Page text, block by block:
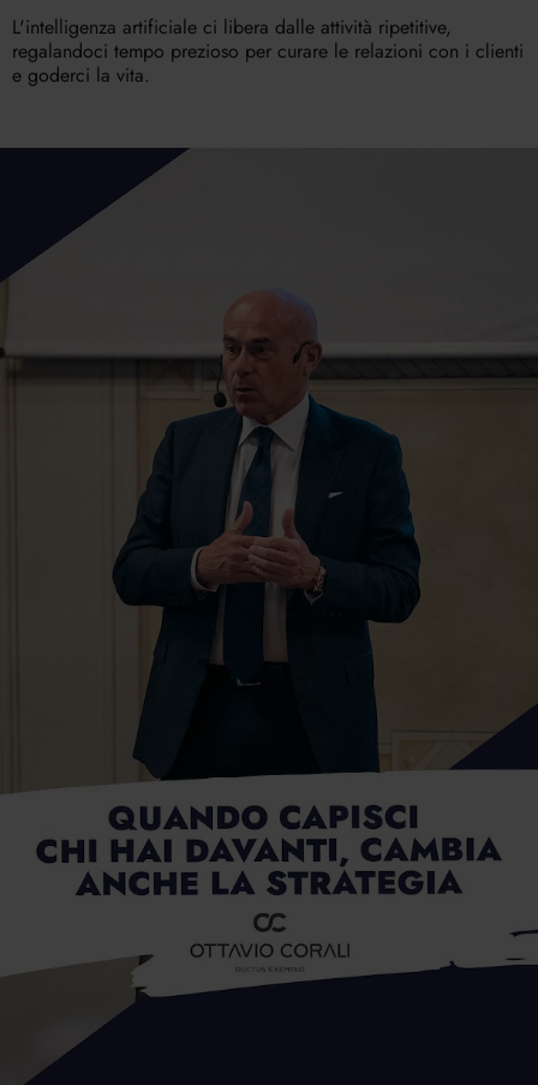
L'intelligenza artificiale ci libera dalle attività ripetitive,
regalandoci tempo prezioso per curare le relazioni con i clienti
e goderci la vita.